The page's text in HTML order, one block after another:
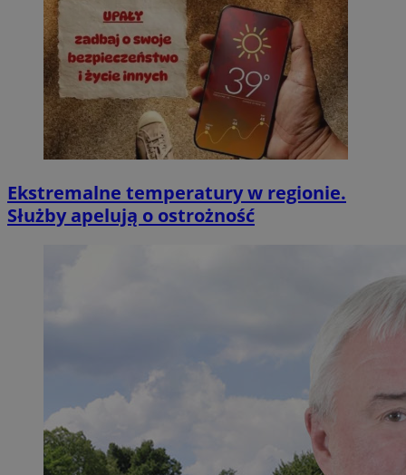
Ekstremalne temperatury w regionie.
Służby apelują o ostrożność